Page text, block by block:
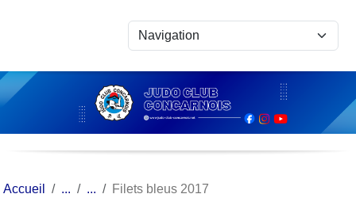
Accueil Filets bleus 2017